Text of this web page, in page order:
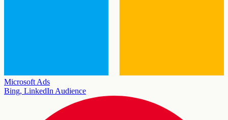
Microsoft Ads
Bing, LinkedIn Audience